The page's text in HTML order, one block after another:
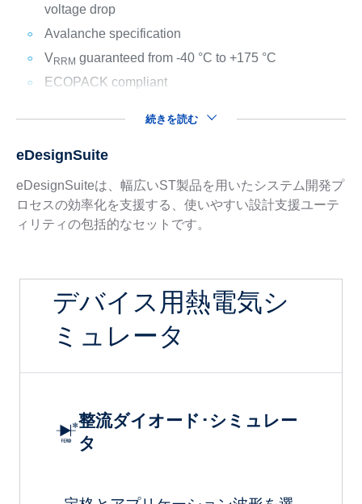
voltage drop
Avalanche specification
VRRM guaranteed from -40 °C to +175 °C
ECOPACK compliant
続きを読む
eDesignSuite
eDesignSuiteは、幅広いST製品を用いたシステム開発プ
ロセスの効率化を支援する、使いやすい設計支援ユーテ
ィリティの包括的なセットです。
デバイス用熱電気シ
ミュレータ
整流ダイオード･シミュレー
タ